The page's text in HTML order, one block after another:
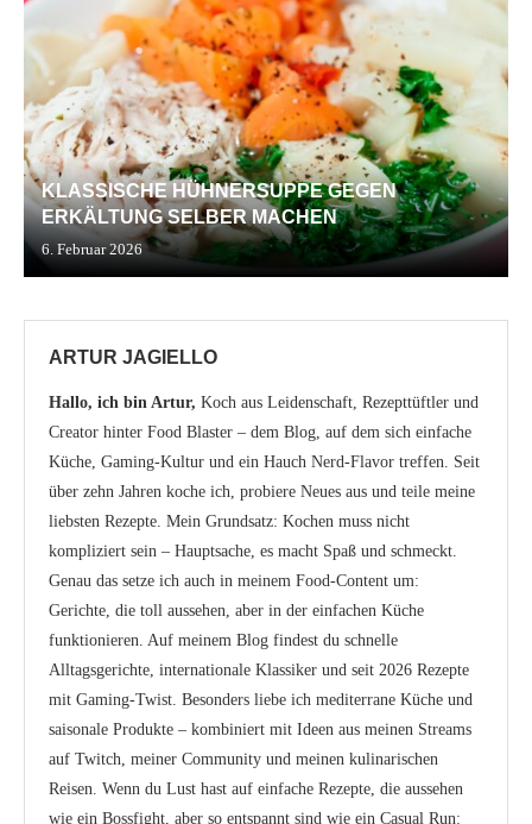
KLASSISCHE HÜHNERSUPPE GEGEN
ERKÄLTUNG SELBER MACHEN
6. Februar 2026
ARTUR JAGIELLO
Hallo, ich bin Artur, Koch aus Leidenschaft, Rezepttüftler und
Creator hinter Food Blaster – dem Blog, auf dem sich einfache
Küche, Gaming-Kultur und ein Hauch Nerd-Flavor treffen. Seit
über zehn Jahren koche ich, probiere Neues aus und teile meine
liebsten Rezepte. Mein Grundsatz: Kochen muss nicht
kompliziert sein – Hauptsache, es macht Spaß und schmeckt.
Genau das setze ich auch in meinem Food-Content um:
Gerichte, die toll aussehen, aber in der einfachen Küche
funktionieren. Auf meinem Blog findest du schnelle
Alltagsgerichte, internationale Klassiker und seit 2026 Rezepte
mit Gaming-Twist. Besonders liebe ich mediterrane Küche und
saisonale Produkte – kombiniert mit Ideen aus meinen Streams
auf Twitch, meiner Community und meinen kulinarischen
Reisen. Wenn du Lust hast auf einfache Rezepte, die aussehen
wie ein Bossfight, aber so entspannt sind wie ein Casual Run: